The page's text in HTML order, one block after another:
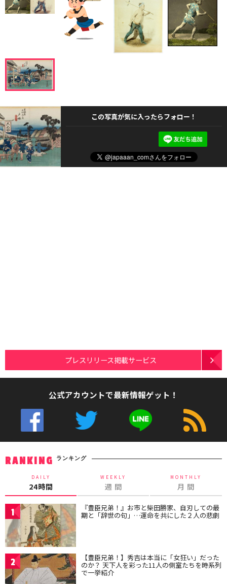
この写真が気に入ったらフォロー！
プレスリリース掲載サービス
公式アカウントで最新情報ゲット！
RANKING ランキング
DAILY
24時間
WEEKLY
週 間
MONTHLY
月 間
1 『豊臣兄弟！』お市と柴田勝家、自刃しての最
期と「辞世の句」…運命を共にした２人の悲劇
2 【豊臣兄弟！】秀吉は本当に「女狂い」だった
のか？ 天下人を彩った11人の側室たちを時系列
で一挙紹介